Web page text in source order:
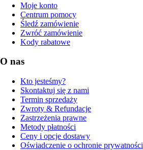
Moje konto
Centrum pomocy
Śledź zamówienie
Zwróć zamówienie
Kody rabatowe
O nas
Kto jesteśmy?
Skontaktuj się z nami
Termin sprzedaży
Zwroty & Refundacje
Zastrzeżenia prawne
Metody płatności
Ceny i opcje dostawy
Oświadczenie o ochronie prywatności